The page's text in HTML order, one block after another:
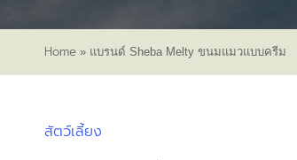
Home » แบรนด์ Sheba Melty ขนมแมวแบบครีม
Posted
สัตว์เลี้ยง